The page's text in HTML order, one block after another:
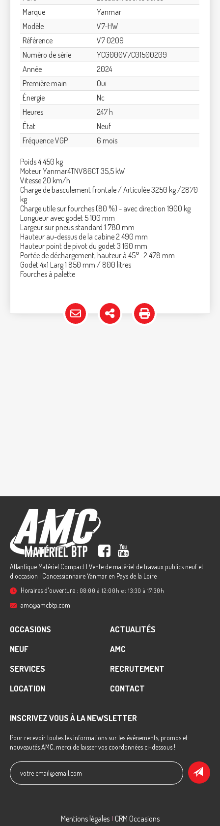
Marque
Yanmar
Modèle
V7-HW
Référence
V7 0209
Numéro de série
YCG000V7C01500209
Année
2024
Première main
Oui
Énergie
Nc
Heures
247 h
État
Neuf
Fréquence VGP
6 mois
Poids 4 450 kg
Moteur Yanmar4TNV86CT 35,5 kW
Vitesse 20 km/h
Charge de basculement frontale / Articulée 3250 kg /2870
kg
Charge utile sur fourches (80 %) - avec direction 1900 kg
Longueur avec godet 5 100 mm
Largeur sur pneus standard 1 780 mm
Hauteur au-dessus de la cabine 2 490 mm
Hauteur point de pivot du godet 3 160 mm
Portée de déchargement, hauteur à 45° : 2 478 mm
Godet 4x1 Larg 1 850 mm / 800 litres
Fourches à palette
Atlantique Matériel Compact | Vente de matériel de travaux publics neuf et
d'occasion | Concessionnaire Yanmar en Pays de la Loire
Horaires d'ouverture : 08:00 à 12:00h et 13:30 à 17:30h
amc@amcbtp.com
OCCASIONS
NEUF
SERVICES
LOCATION
ACTUALITÉS
AMC
RECRUTEMENT
CONTACT
INSCRIVEZ VOUS À LA NEWSLETTER
Pour recevoir toutes les informations sur les événements, promos et
nouveautés AMC, merci de laisser vos coordonnées ci-dessous !
votre email@email.com
Mentions légales CRM Occasions